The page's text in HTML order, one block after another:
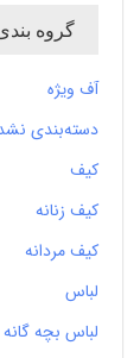
گروه
آف ویژه
دسته‌بندی
کیف
کیف زنانه
کیف مردانه
لباس
لباس بچه گانه